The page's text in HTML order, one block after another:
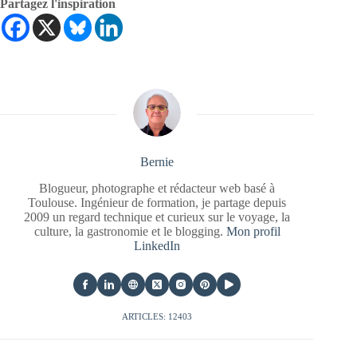
Partagez l'inspiration
Bernie
Blogueur, photographe et rédacteur web basé à
Toulouse. Ingénieur de formation, je partage depuis
2009 un regard technique et curieux sur le voyage, la
culture, la gastronomie et le blogging. Mon profil
LinkedIn
ARTICLES: 12403